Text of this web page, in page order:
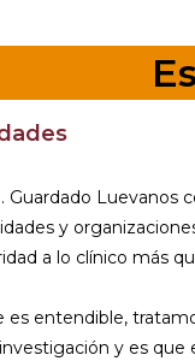
Guardado Luevanos
y
a lo clínico más
es entendible,
y es